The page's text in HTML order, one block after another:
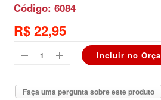
Código: 6084
R$ 22,95
Faça uma pergunta sobre este produto